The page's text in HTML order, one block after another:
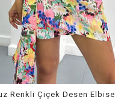
Renkli Çiçek Desen Elbise